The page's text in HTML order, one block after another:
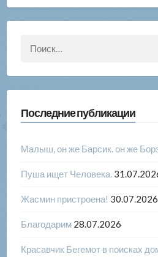
Последние публикации
Малыш, он же Барсик. он же
Пуша ищет Человека.
Жасмин пристроена! 30.07.2026
Благодарим 28.07.2026
Красавчик Бегемот в поисках